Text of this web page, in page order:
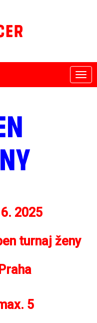
2025
turnaj ženy
Praha
5